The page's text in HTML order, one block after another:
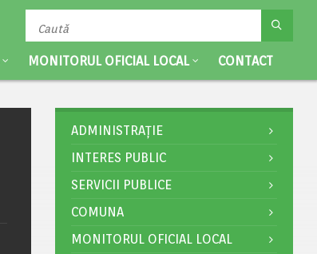
MONITORUL OFICIAL LOCAL CONTACT
ADMINISTRAȚIE
INTERES PUBLIC
SERVICII PUBLICE
COMUNA
MONITORUL OFICIAL LOCAL